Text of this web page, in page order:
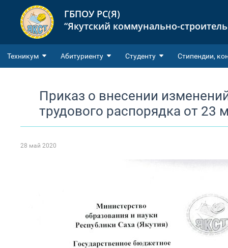
ГБПОУ РС(Я)
“Якутский коммунально-
Техникум Абитуриенту Студенту Cтипендии,
Приказ о внесении
трудового распорядка от 23
28 май 2020